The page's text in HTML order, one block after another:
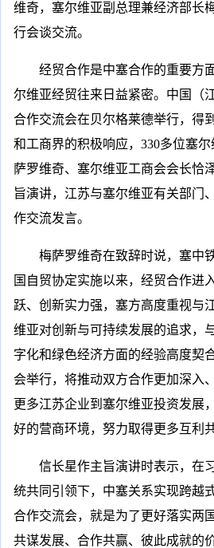
维奇，塞尔维亚副总理兼经济部长
行会谈交流。
经贸合作是中塞合作的重要方
尔维亚经贸往来日益紧密。中国（
合作交流会在贝尔格莱德举行，得
和工商界的积极响应，330多位塞
萨罗维奇、塞尔维亚工商会会长恰
旨演讲，江苏与塞尔维亚有关部门
作交流发言。
梅萨罗维奇在致辞时说，塞中
国自贸协定实施以来，经贸合作进
跃、创新实力强，塞方高度重视与
维亚对创新与可持续发展的追求，
字化和绿色经济方面的经验高度契
会举行，将推动双方合作更加深入
更多江苏企业到塞尔维亚投资发展
好的营商环境，努力取得更多互利
信长星作主旨演讲时表示，在
统共同引领下，中塞关系实现跨越
合作交流会，就是为了更好落实两
共谋发展、合作共赢、彼此成就的